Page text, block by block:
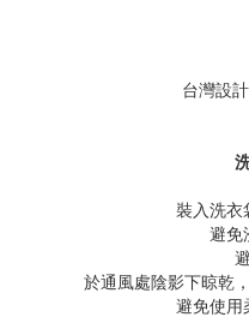
台灣設
裝入洗衣
避免
於通風處陰影下晾乾
避免使用